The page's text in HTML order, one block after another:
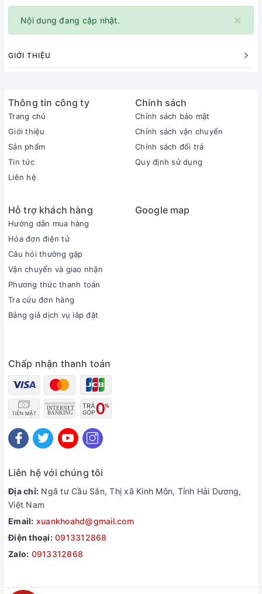
×
Nội dung đang cập nhật.
GIỚI THIỆU
Thông tin công ty
Trang chủ
Giới thiệu
Sản phẩm
Tin tức
Liên hệ
Chính sách
Chính sách bảo mật
Chính sách vận chuyển
Chính sách đổi trả
Quy định sử dụng
Hỗ trợ khách hàng
Hướng dẫn mua hàng
Hóa đơn điện tử
Câu hỏi thường gặp
Vận chuyển và giao nhận
Phương thức thanh toán
Tra cứu đơn hàng
Bảng giá dịch vụ lắp đặt
Google map
Chấp nhận thanh toán
Liên hệ với chúng tôi
Địa chỉ: Ngã tư Cầu Sắn, Thị xã Kinh Môn, Tỉnh Hải Dương,
Việt Nam
Email: xuankhoahd@gmail.com
Điện thoại: 0913312868
Zalo: 0913312868